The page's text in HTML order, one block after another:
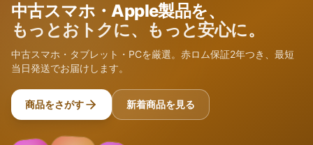
中古スマホ・Apple製品を、
もっとおトクに、もっと安心に。
中古スマホ・タブレット・PCを厳選。赤ロム保証2年つき、最短
当日発送でお届けします。
商品をさがす 新着商品を見る